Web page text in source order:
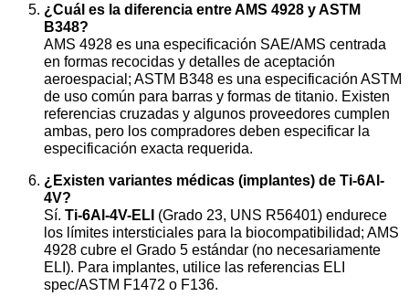
¿Cuál es la diferencia entre AMS 4928 y ASTM
B348?
AMS 4928 es una especificación SAE/AMS centrada
en formas recocidas y detalles de aceptación
aeroespacial; ASTM B348 es una especificación ASTM
de uso común para barras y formas de titanio. Existen
referencias cruzadas y algunos proveedores cumplen
ambas, pero los compradores deben especificar la
especificación exacta requerida.
¿Existen variantes médicas (implantes) de Ti-6Al-
4V?
Sí. Ti-6Al-4V-ELI (Grado 23, UNS R56401) endurece
los límites intersticiales para la biocompatibilidad; AMS
4928 cubre el Grado 5 estándar (no necesariamente
ELI). Para implantes, utilice las referencias ELI
spec/ASTM F1472 o F136.